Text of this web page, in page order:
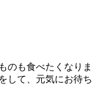
のも食べたくなりま
して、元気にお待ち